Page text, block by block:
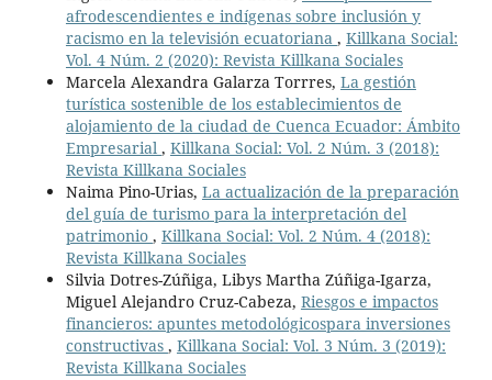
afrodescendientes e indígenas sobre inclusión y
racismo en la televisión ecuatoriana , Killkana Social:
Vol. 4 Núm. 2 (2020): Revista Killkana Sociales
Marcela Alexandra Galarza Torrres, La gestión
turística sostenible de los establecimientos de
alojamiento de la ciudad de Cuenca Ecuador: Ámbito
Empresarial , Killkana Social: Vol. 2 Núm. 3 (2018):
Revista Killkana Sociales
Naima Pino-Urias, La actualización de la preparación
del guía de turismo para la interpretación del
patrimonio , Killkana Social: Vol. 2 Núm. 4 (2018):
Revista Killkana Sociales
Silvia Dotres-Zúñiga, Libys Martha Zúñiga-Igarza,
Miguel Alejandro Cruz-Cabeza, Riesgos e impactos
financieros: apuntes metodológicospara inversiones
constructivas , Killkana Social: Vol. 3 Núm. 3 (2019):
Revista Killkana Sociales